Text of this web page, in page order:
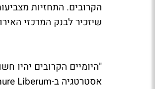
שיזכיר לבנק המרכזי האירופי
"היומיים הקרובים יהיו